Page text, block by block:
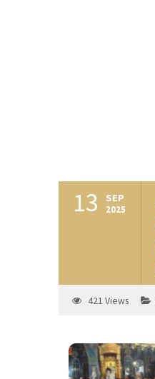
13 SEP
2025
421 Views